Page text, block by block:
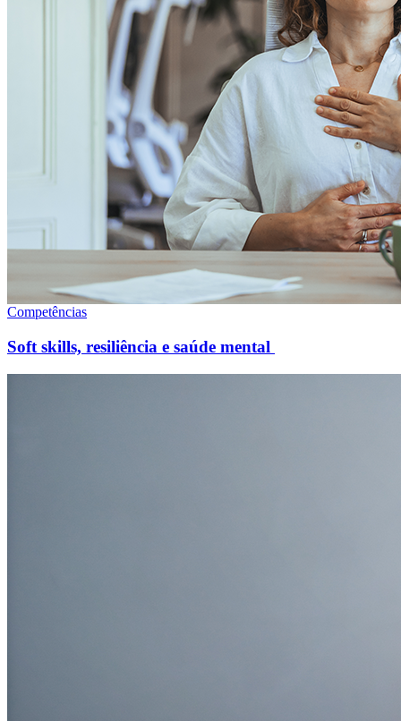
Competências
Soft skills, resiliência e saúde mental